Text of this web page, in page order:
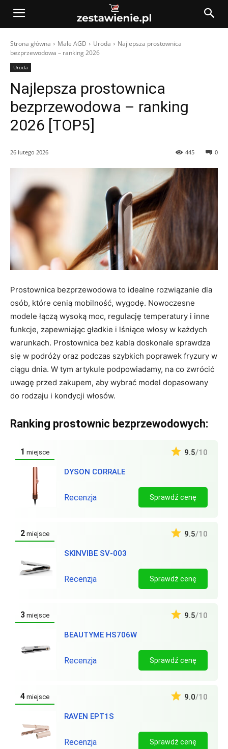
Strona główna Małe AGD Uroda
Najlepsza prostownica
bezprzewodowa – ranking 2026
Uroda
Najlepsza prostownica
bezprzewodowa – ranking
2026 [TOP5]
26 lutego 2026 0
445
Prostownica bezprzewodowa to idealne rozwiązanie dla
osób, które cenią mobilność, wygodę. Nowoczesne
modele łączą wysoką moc, regulację temperatury i inne
funkcje, zapewniając gładkie i lśniące włosy w każdych
warunkach. Prostownica bez kabla doskonale sprawdza
się w podróży oraz podczas szybkich poprawek fryzury w
ciągu dnia. W tym artykule podpowiadamy, na co zwrócić
uwagę przed zakupem, aby wybrać model dopasowany
do rodzaju i kondycji włosów.
Ranking prostownic bezprzewodowych:
1 miejsce
DYSON CORRALE
9.5/10
Recenzja Sprawdź cenę
2 miejsce
SKINVIBE SV‑003
9.5/10
Recenzja Sprawdź cenę
3 miejsce
BEAUTYME HS706W
9.5/10
Recenzja Sprawdź cenę
4 miejsce
RAVEN EPT1S
9.0/10
Recenzja Sprawdź cenę